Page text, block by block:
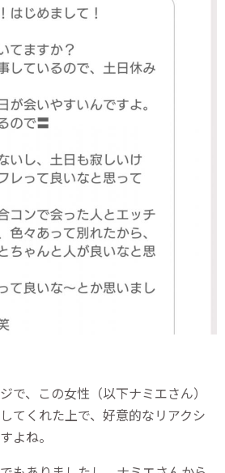
で、この女性（以下ナミエさん）
てくれた上で、好意的なリアクシ
よね。